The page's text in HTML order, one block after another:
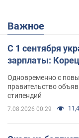
Важное
С 1 сентября
зарплаты:
Одновременно с
правительство
стипендий
7.08.2026 00:29